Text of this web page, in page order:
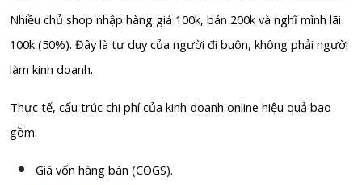
Nhiều chủ shop nhập hàng giá 100k, bán 200k và nghĩ mình lãi
100k (50%). Đây là tư duy của người đi buôn, không phải người
làm kinh doanh.
Thực tế, cấu trúc chi phí của kinh doanh online hiệu quả bao
gồm:
Giá vốn hàng bán (COGS).